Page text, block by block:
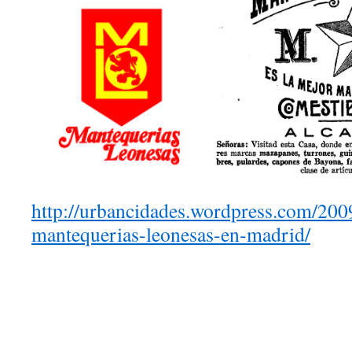
http://urbancidades.wordpress.com/
mantequerias-leonesas-en-madrid/